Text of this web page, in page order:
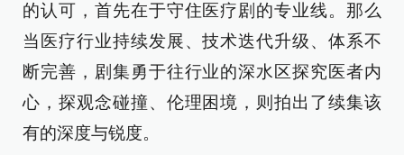
的认可，首先在于守住医疗剧的专业线。那么
当医疗行业持续发展、技术迭代升级、体系不
断完善，剧集勇于往行业的深水区探究医者内
心，探观念碰撞、伦理困境，则拍出了续集该
有的深度与锐度。